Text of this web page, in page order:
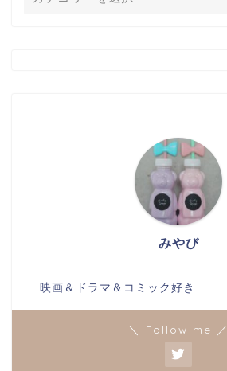
みやび
映画＆ドラマ＆コミック好き
＼ Follow me ／